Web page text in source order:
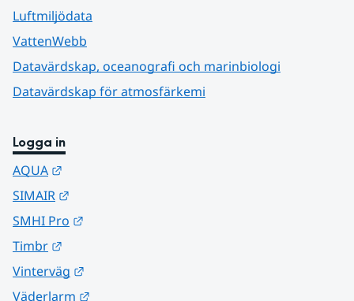
Luftmiljödata
VattenWebb
Datavärdskap, oceanografi och marinbiologi
Datavärdskap för atmosfärkemi
Logga in
AQUA
SIMAIR
SMHI Pro
Timbr
Vinterväg
Väderlarm